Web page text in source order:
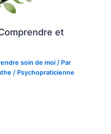
et
soin de moi / Par
/ Psychopraticienne